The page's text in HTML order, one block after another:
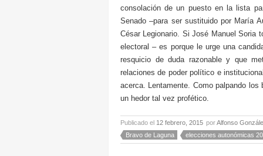
consolación de un puesto en la lista
Senado –para ser sustituido por María
César Legionario. Si José Manuel Soria
electoral – es porque le urge una
resquicio de duda razonable y que
relaciones de poder político e
acerca. Lentamente. Como palpando
un hedor tal vez profético.
Publicado el 12 febrero, 2015 porAlfonso
Bravo de Laguna
elecciones autonómicas